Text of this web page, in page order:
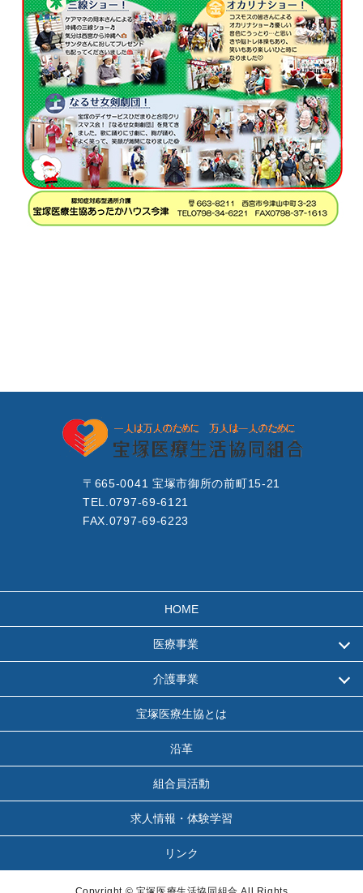
〒665-0041 宝塚市御所の前町15-21
TEL.0797-69-6121
FAX.0797-69-6223
HOME
医療事業
介護事業
宝塚医療生協とは
沿革
組合員活動
求人情報・体験学習
リンク